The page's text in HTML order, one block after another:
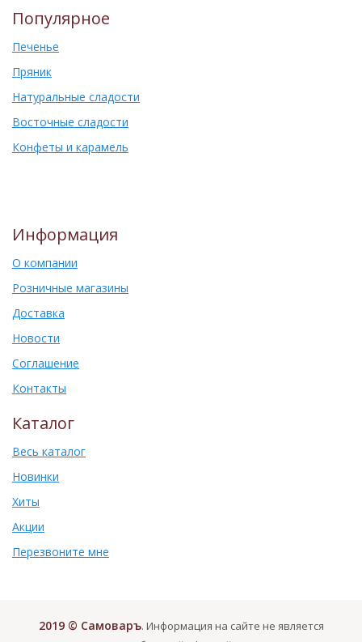
Популярное
Печенье
Пряник
Натуральные сладости
Восточные сладости
Конфеты и карамель
Информация
О компании
Розничные магазины
Доставка
Новости
Соглашение
Контакты
Каталог
Весь каталог
Новинки
Хиты
Акции
Перезвоните мне
2019 © Самоваръ. Информация на сайте не является